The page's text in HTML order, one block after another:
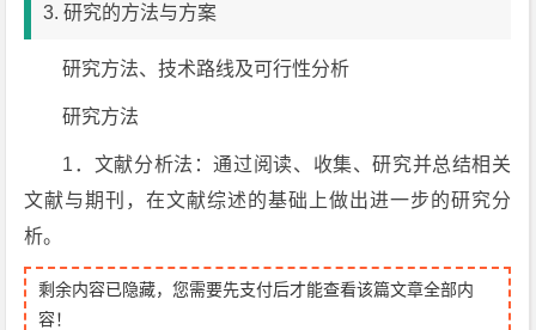
3. 研究的方法与方案
研究方法、技术路线及可行性分析
研究方法
1．文献分析法：通过阅读、收集、研究并总结相关
文献与期刊，在文献综述的基础上做出进一步的研究分
析。
剩余内容已隐藏，您需要先支付后才能查看该篇文章全部内
容！